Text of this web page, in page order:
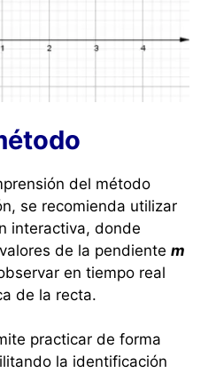
del método
se recomienda utilizar
interactiva, donde
de la pendiente m
en tiempo real
de la recta.
practicar de forma
la identificación